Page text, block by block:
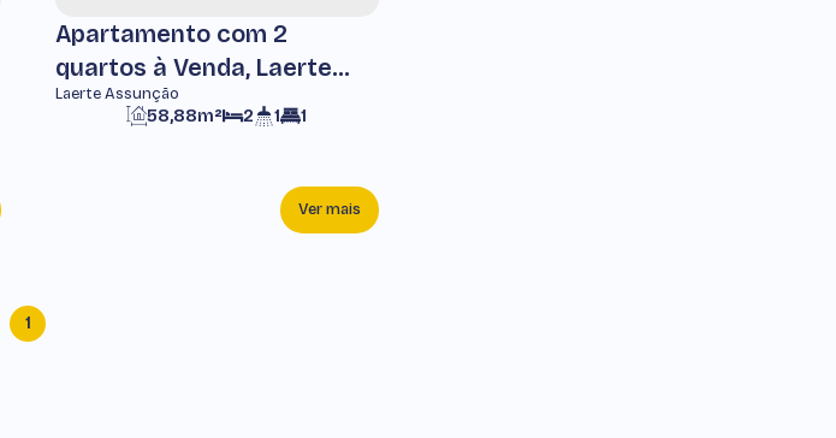
Apartamento com 2
quartos à Venda, Laerte
Assunção -
Pindamonhangaba
Laerte Assunção
2 1
58,88m² 1
Ver mais
1